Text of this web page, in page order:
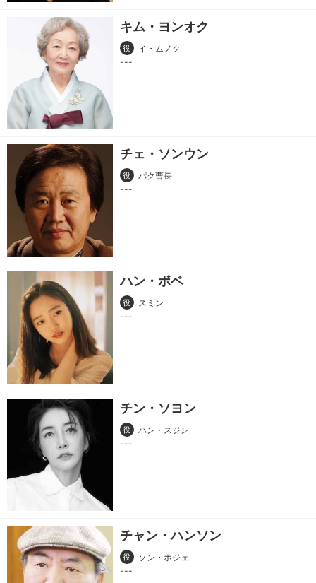
キム・ヨンオク
役 イ・ムノク
チェ・ソンウン
役 パク曹長
ハン・ボベ
役 スミン
チン・ソヨン
役 ハン・スジン
チャン・ハンソン
役 ソン・ホジェ